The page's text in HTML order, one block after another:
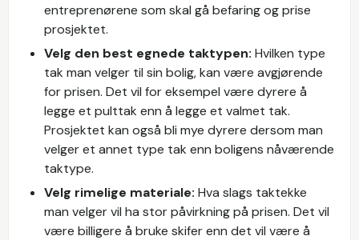
entreprenørene som skal gå befaring og prise
prosjektet.
Velg den best egnede taktypen: Hvilken type
tak man velger til sin bolig, kan være avgjørende
for prisen. Det vil for eksempel være dyrere å
legge et pulttak enn å legge et valmet tak.
Prosjektet kan også bli mye dyrere dersom man
velger et annet type tak enn boligens nåværende
taktype.
Velg rimelige materiale: Hva slags taktekke
man velger vil ha stor påvirkning på prisen. Det vil
være billigere å bruke skifer enn det vil være å